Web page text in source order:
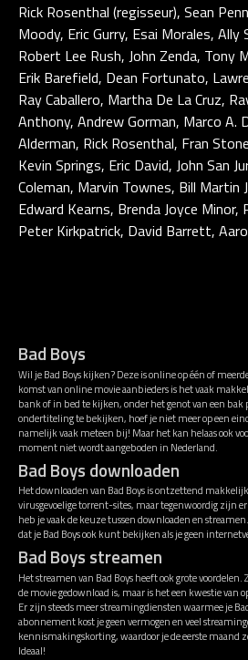
Rick Rosenthal (regisseur), Sean
Moody, Eric Gurry, Esai Morales, Ally
Robert Lee Rush, John Zenda, Tony
Erik Barefield, Dean Fortunato,
Ray Caballero, Martha De La Cruz,
Anthony, Andrew Gorman, Marco A.
Alderman, Rick Rosenthal, Fran
Kevin Springs, Eric David, John San
Coleman, Marvin Townes, Bill Martin
Edward Kearns, Brenda Joyce Minor,
Peter Kirkpatrick, David Barrett,
Bad Boys
Wil je Bad Boys kijken? Deze is online op één of
komst van online movie aanbieders is het vaak
bank of in bed te kijken, onder het genot van een bak
ondertiteling te bekijken, hoef je niet meer op een
namelijk vaak meteen bij! Maar het kan helaas ook
moment niet wordt aangeboden in Nederland.
Bad Boys downloaden
Het downloaden van Bad Boys is ontzettend
virusgevoelige torrent-sites, maar tegenwoordig zijn
heb je vaak de keuze tussen downloaden en
dat je Bad Boys ook kunt bekijken als je geen
Bad Boys streamen
Het streamen van Bad Boys heeft ook grote
de movie gedownload is, maar is het een kwestie van
Er zijn steeds meer streamingdiensten waarmee je
abonnement kost je geen vermogen en veel
kennismakingskorting, waardoor je de eerste maand
Ideaal!